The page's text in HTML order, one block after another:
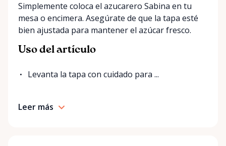
Simplemente coloca el azucarero Sabina en tu
mesa o encimera. Asegúrate de que la tapa esté
bien ajustada para mantener el azúcar fresco.
Uso del artículo
Levanta la tapa con cuidado para ...
Leer más